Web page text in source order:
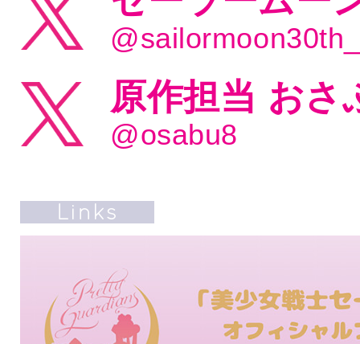
@sailormoon30th_
原作担当 おさ
@osabu8